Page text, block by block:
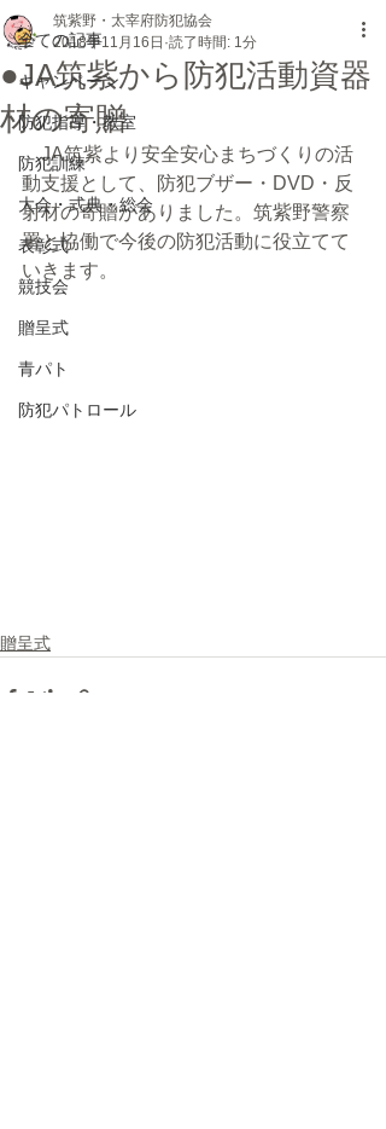
全ての記事
キャンペーン
防犯指導・教室
防犯訓練
大会・式典・総会
表彰式
競技会
贈呈式
青パト
防犯パトロール
●JA筑紫から防犯活動資器
材の寄贈
筑紫野・太宰府防犯協会
2018年11月16日 読了時間: 1分
JA筑紫より安全安心まちづくりの活
動支援として、防犯ブザー・DVD・反
射材の寄贈がありました。筑紫野警察
署と協働で今後の防犯活動に役立てて
いきます。
贈呈式